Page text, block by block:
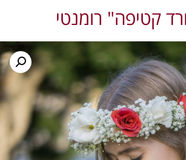
קטיפה" רומנטי